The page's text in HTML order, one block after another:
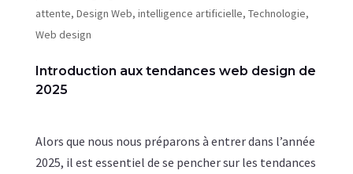
attente, Design Web, intelligence artificielle, Technologie,
Web design
Introduction aux tendances web design de
2025
Alors que nous nous préparons à entrer dans l’année
2025, il est essentiel de se pencher sur les tendances